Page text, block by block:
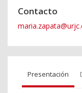
Contacto
Presentación